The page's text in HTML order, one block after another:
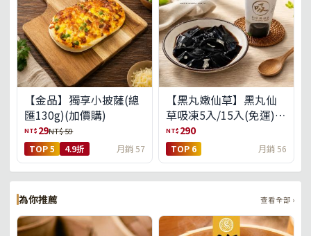
【金品】獨享小披薩(總
匯130g)(加價購)
NT$ 29NT$ 59
TOP 5 4.9折 月銷 57
【黑丸嫩仙草】黑丸仙
草吸凍5入/15入(免運)
(預購中8/14出貨)
NT$ 290
TOP 6 月銷 56
為你推薦 查看全部 ›